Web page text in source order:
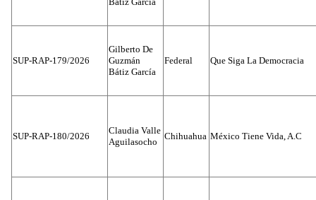
SUP-RAP-179/2026
Gilberto De
Guzmán
Bátiz García
Federal Que Siga La Democracia
SUP-RAP-180/2026
Claudia Valle
Aguilasocho
Chihuahua México Tiene Vida, A.C